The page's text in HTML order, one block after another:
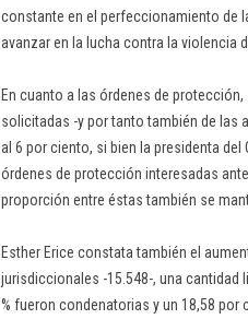
constante en el perfeccionamiento de
avanzar en la lucha contra la violencia
En cuanto a las órdenes de
solicitadas -y por tanto también de las
al 6 por ciento, si bien la presidenta
órdenes de protección interesadas
proporción entre éstas también se
Esther Erice constata también el
jurisdiccionales -15.548-, una cantidad
% fueron condenatorias y un 18,58